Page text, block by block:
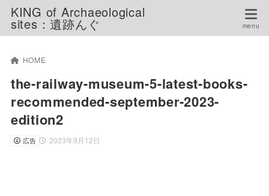
KING of Archaeological
sites：遺跡んぐ
HOME
the-railway-museum-5-latest-books-
recommended-september-2023-
edition2
広告 2023年9月12日